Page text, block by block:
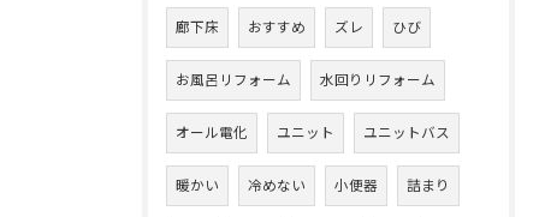
廊下床 おすすめ ズレ ひび
お風呂リフォーム 水回りリフォーム
オール電化 ユニット ユニットバス
暖かい 冷めない 小便器 詰まり